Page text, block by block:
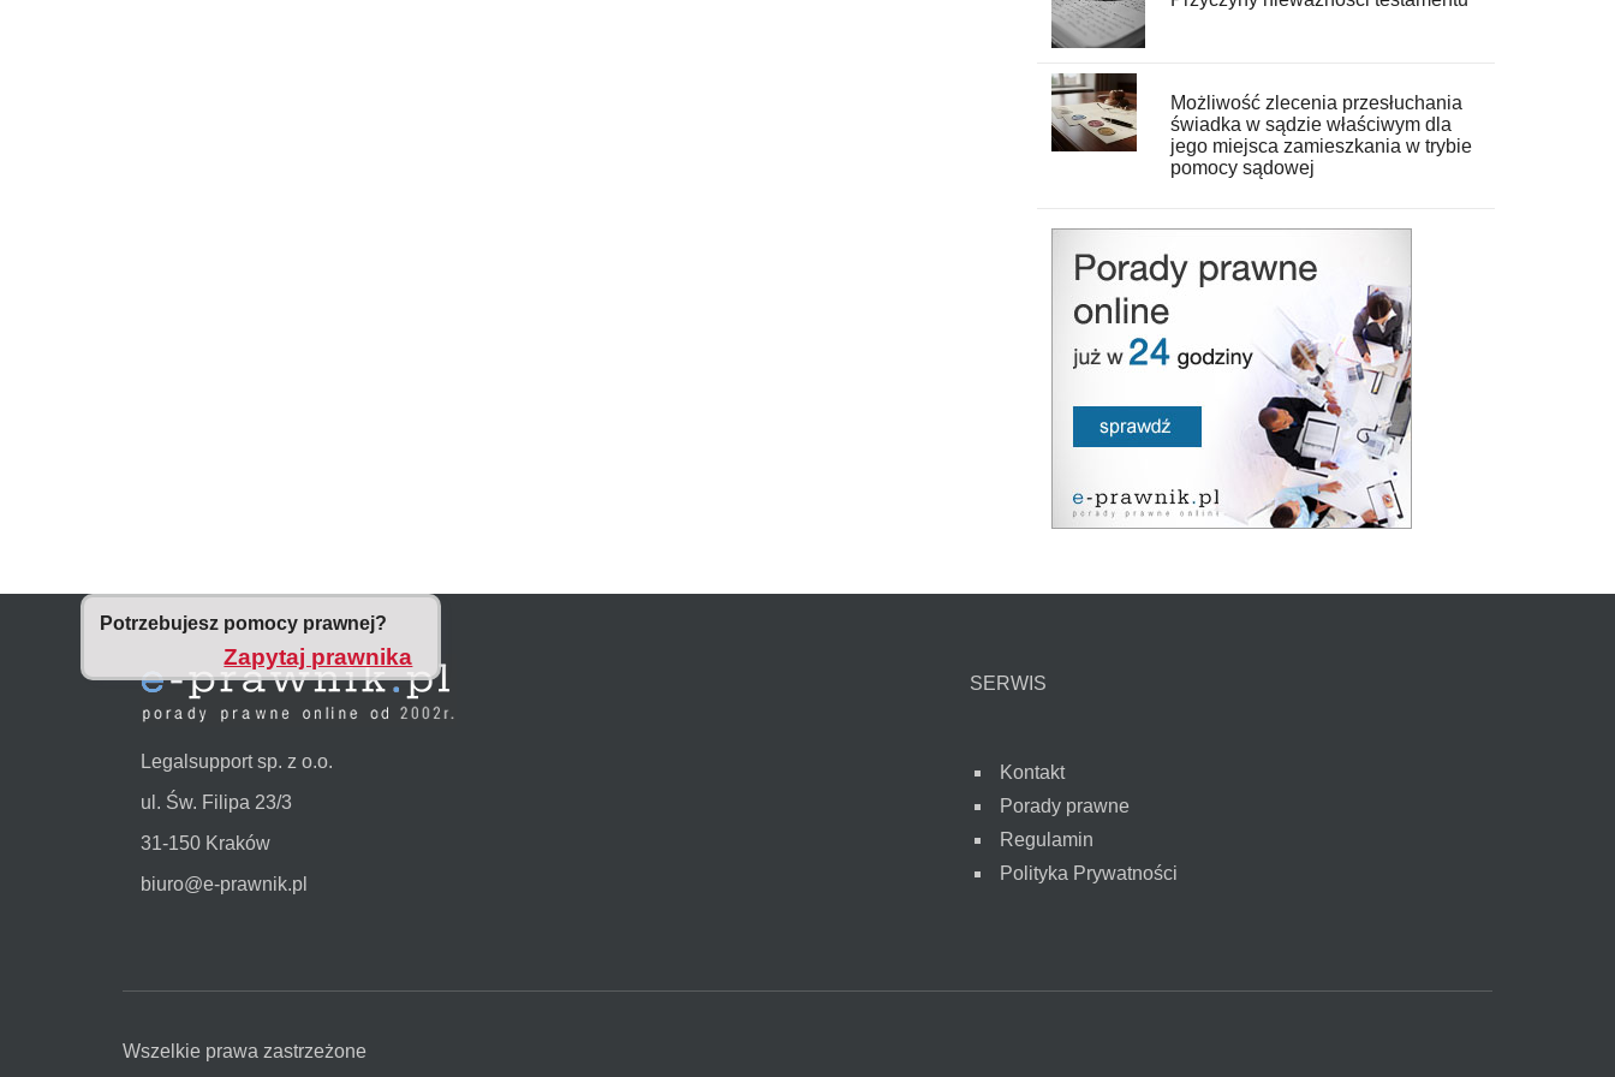
Możliwość zlecenia przesłuchania
świadka w sądzie właściwym dla
jego miejsca zamieszkania w trybie
pomocy sądowej
Legalsupport sp. z o.o.
ul. Św. Filipa 23/3
31-150 Kraków
biuro@e-prawnik.pl
SERWIS
Kontakt
Porady prawne
Regulamin
Polityka Prywatności
Wszelkie prawa zastrzeżone
Potrzebujesz pomocy prawnej?
Zapytaj prawnika